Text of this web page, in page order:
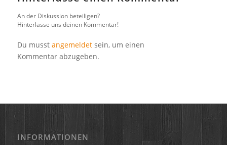
An der Diskussion beteiligen?
Hinterlasse uns deinen Kommentar!
Du musst angemeldetsein, um einen
Kommentar abzugeben.
INFORMATIONEN